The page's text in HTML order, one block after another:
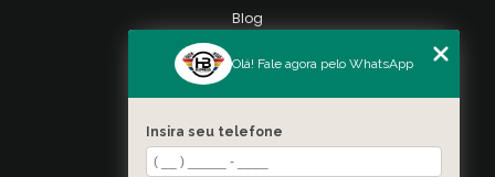
Blog
Categorias
Mapa do site
Contato
Olá! Fale agora pelo WhatsApp
Insira seu telefone